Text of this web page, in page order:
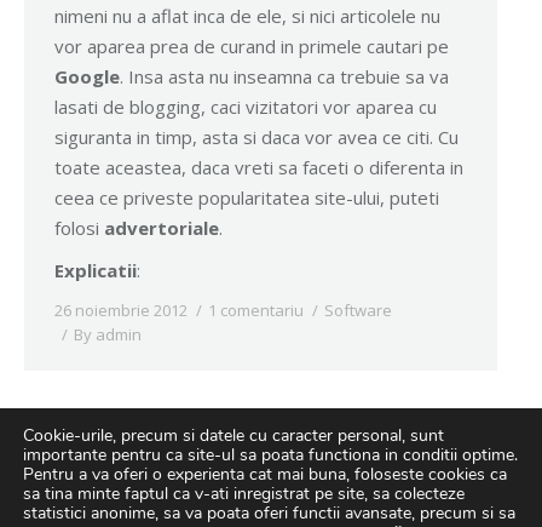
nimeni nu a aflat inca de ele, si nici articolele nu
vor aparea prea de curand in primele cautari pe
Google. Insa asta nu inseamna ca trebuie sa va
lasati de blogging, caci vizitatori vor aparea cu
siguranta in timp, asta si daca vor avea ce citi. Cu
toate aceastea, daca vreti sa faceti o diferenta in
ceea ce priveste popularitatea site-ului, puteti
folosi advertoriale.
Explicatii:
26 noiembrie 2012 1 comentariu
Software
By admin
Cookie-urile, precum si datele cu caracter personal, sunt
importante pentru ca site-ul sa poata functiona in conditii optime.
Pentru a va oferi o experienta cat mai buna, foloseste cookies ca
sa tina minte faptul ca v-ati inregistrat pe site, sa colecteze
statistici anonime, sa va poata oferi functii avansate, precum si sa